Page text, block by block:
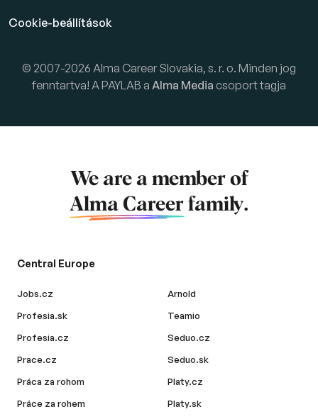
Cookie-beállítások
© 2007-2026 Alma Career Slovakia, s. r. o. Minden jog
fenntartva! A PAYLAB a Alma Media csoport tagja
We are a member of
Alma Career family.
Central Europe
Jobs.cz
Profesia.sk
Profesia.cz
Prace.cz
Práca za rohom
Práce za rohem
Arnold
Teamio
Seduo.cz
Seduo.sk
Platy.cz
Platy.sk